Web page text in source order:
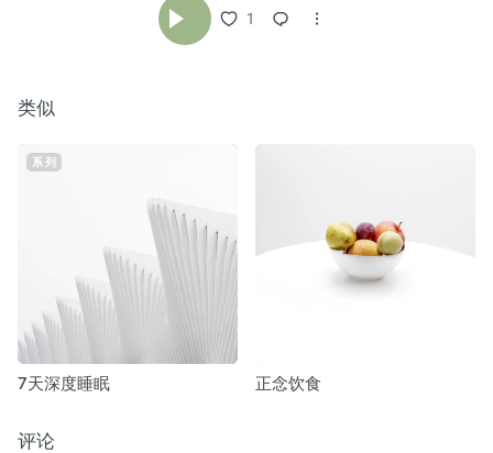
1
类似
系列
7天深度睡眠 正念饮食
评论